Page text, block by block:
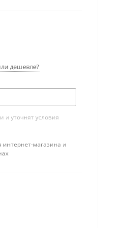
дешевле?
и уточнят условия
интернет-магазина и